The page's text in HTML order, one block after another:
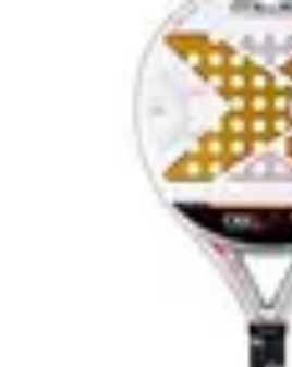
Consejos y MantenimientoGuías y
Guía de CompraGuías de
Urgencia Alarma